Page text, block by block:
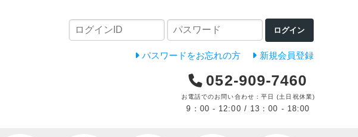
ログイン
パスワードをお忘れの方 新規会員登録
052-909-7460
お電話でのお問い合わせ：平日 (土日祝休業)
9：00 - 12:00 / 13：00 - 18:00